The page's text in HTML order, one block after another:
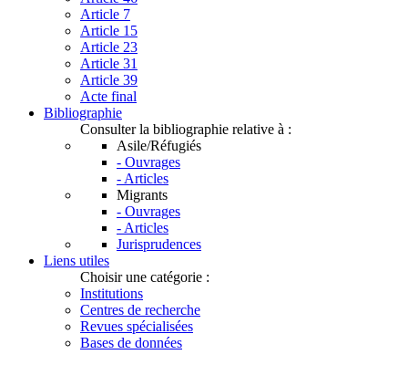
Article 7
Article 15
Article 23
Article 31
Article 39
Acte final
Bibliographie
Consulter la bibliographie relative à :
Asile/Réfugiés
- Ouvrages
- Articles
Migrants
- Ouvrages
- Articles
Jurisprudences
Liens utiles
Choisir une catégorie :
Institutions
Centres de recherche
Revues spécialisées
Bases de données